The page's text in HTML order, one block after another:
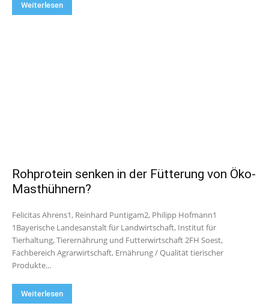
Weiterlesen
Rohprotein senken in der Fütterung von Öko-
Masthühnern?
Felicitas Ahrens1, Reinhard Puntigam2, Philipp Hofmann1
1Bayerische Landesanstalt für Landwirtschaft, Institut für
Tierhaltung, Tierernährung und Futterwirtschaft 2FH Soest,
Fachbereich Agrarwirtschaft, Ernährung / Qualität tierischer
Produkte...
Weiterlesen